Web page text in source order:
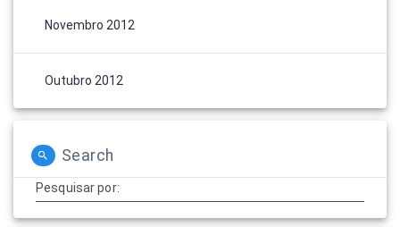
Novembro 2012
Outubro 2012
Search
Pesquisar por: